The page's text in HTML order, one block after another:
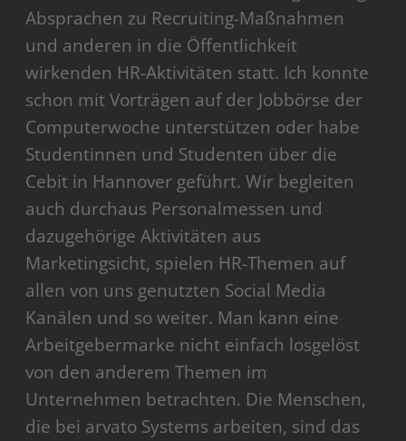
Absprachen zu Recruiting-Maßnahmen
und anderen in die Öffentlichkeit
wirkenden HR-Aktivitäten statt. Ich konnte
schon mit Vorträgen auf der Jobbörse der
Computerwoche unterstützen oder habe
Studentinnen und Studenten über die
Cebit in Hannover geführt. Wir begleiten
auch durchaus Personalmessen und
dazugehörige Aktivitäten aus
Marketingsicht, spielen HR-Themen auf
allen von uns genutzten Social Media
Kanälen und so weiter. Man kann eine
Arbeitgebermarke nicht einfach losgelöst
von den anderem Themen im
Unternehmen betrachten. Die Menschen,
die bei arvato Systems arbeiten, sind das